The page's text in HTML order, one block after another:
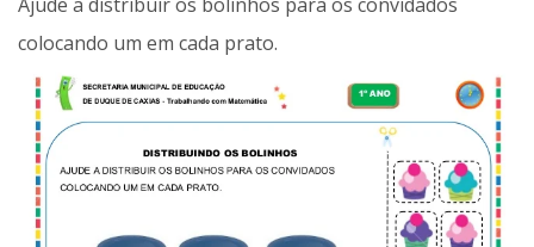
colocando um em cada prato.